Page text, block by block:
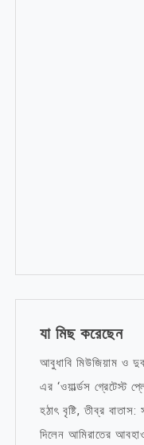
যা মিছ করেছেন
আবুধাবি মিউজিয়াম ও
এর ‘ওয়ার্ল্ডস গ্রেটেস্ট
হঠাৎ বৃষ্টি, তীব্র
দিলেন আমিরাতের